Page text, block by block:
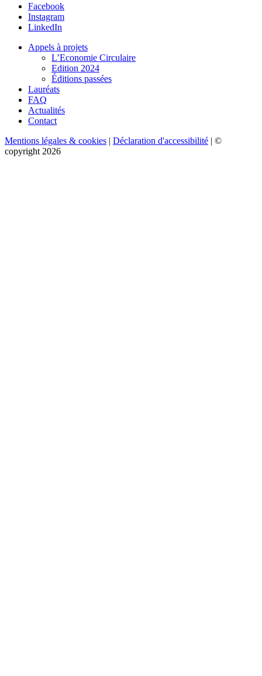
Facebook
Instagram
LinkedIn
Appels à projets
L’Economie Circulaire
Edition 2024
Éditions passées
Lauréats
FAQ
Actualités
Contact
Mentions légales & cookies | Déclaration d'accessibilité | ©
copyright 2026